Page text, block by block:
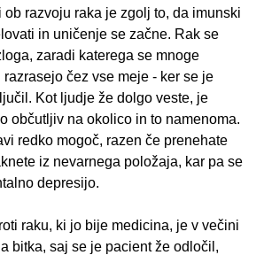
ob razvoju raka je zgolj to, da imunski
in uničenje se začne. Rak se
zaradi katerega se mnoge
čez vse meje - ker se je
Kot ljudje že dolgo veste, je
občutljiv na okolico in to namenoma.
redko mogoč, razen če prenehate
iz nevarnega položaja, kar pa se
depresijo.
raku, ki jo bije medicina, je v večini
bitka, saj se je pacient že odločil,